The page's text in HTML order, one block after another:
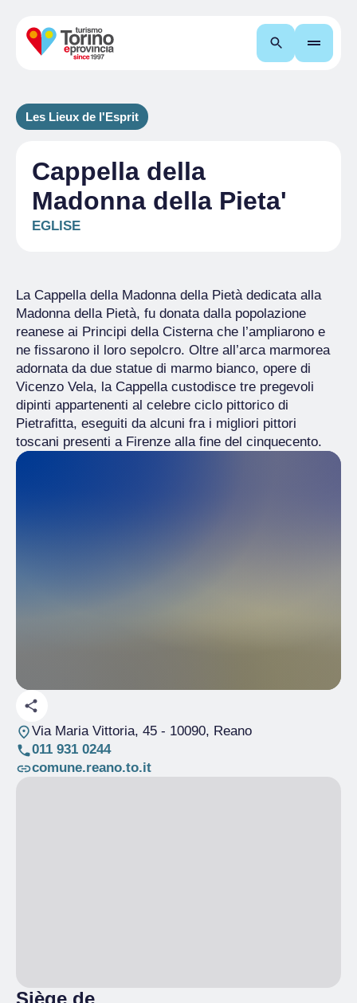
Recherche
Les Lieux de l'Esprit
Cappella della
Madonna della Pieta'
EGLISE
La Cappella della Madonna della Pietà dedicata alla
Madonna della Pietà, fu donata dalla popolazione
reanese ai Principi della Cisterna che l’ampliarono e
ne fissarono il loro sepolcro. Oltre all’arca marmorea
adornata da due statue di marmo bianco, opere di
Vicenzo Vela, la Cappella custodisce tre pregevoli
dipinti appartenenti al celebre ciclo pittorico di
Pietrafitta, eseguiti da alcuni fra i migliori pittori
toscani presenti a Firenze alla fine del cinquecento.
Via Maria Vittoria, 45- 10090, Reano
011 931 0244
comune.reano.to.it